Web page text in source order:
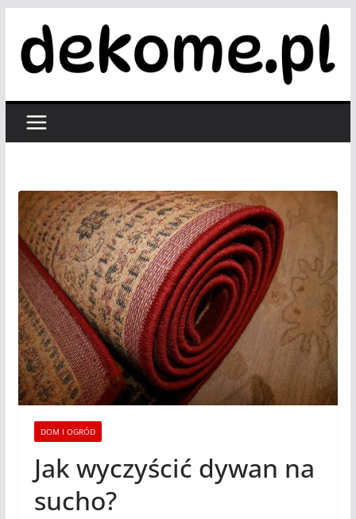
treści
DOM I OGRÓD
Jak wyczyścić dywan na
sucho?